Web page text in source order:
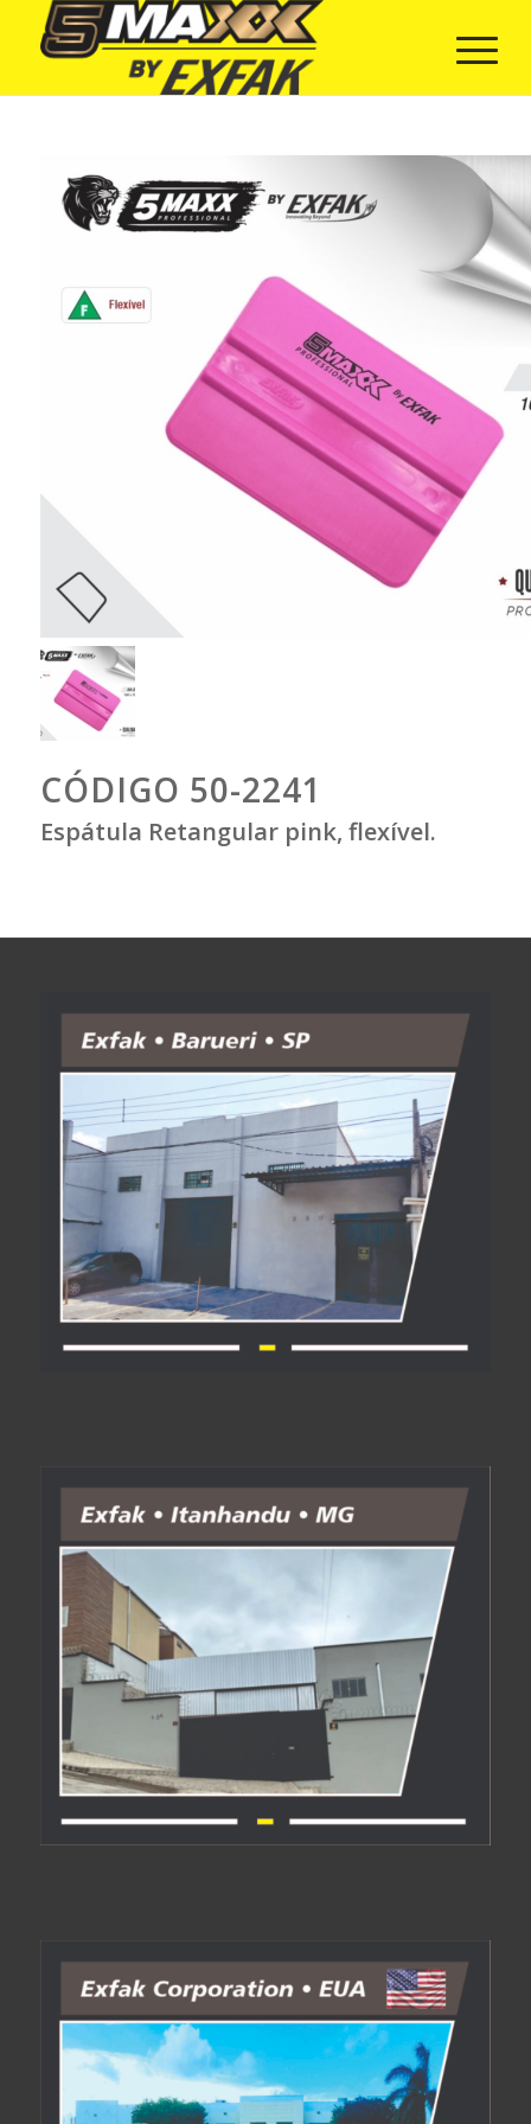
CÓDIGO 50-2241
Espátula Retangular pink, flexível.